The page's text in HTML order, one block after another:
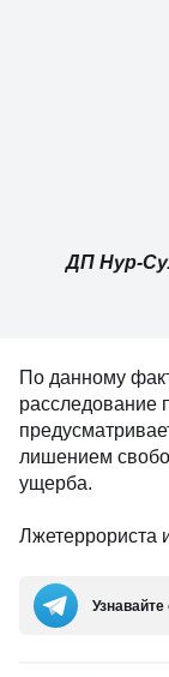
ДП Нур-
По данному
расследование
лишением
ущерба.
Лжетеррориста